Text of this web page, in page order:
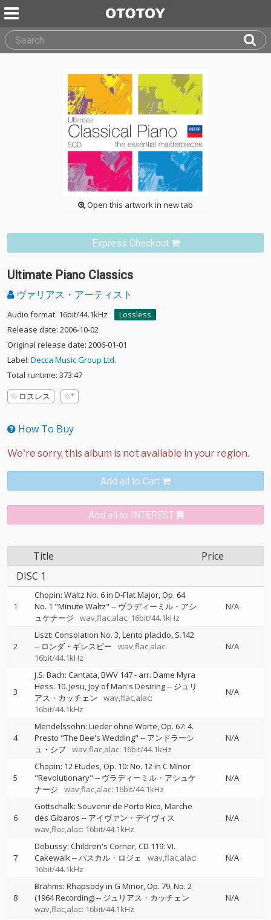
Open this artwork in new tab
Express Checkout
Ultimate Piano Classics
ヴァリアス・アーティスト
Audio format: 16bit/44.1kHz
Lossless
Release date: 2006-10-02
Original release date: 2006-01-01
Label: Decca Music Group Ltd.
Total runtime: 373:47
ロスレス
How To Buy
Add all to Cart
Add all to INTEREST
Title
Price
DISC 1
1
Chopin: Waltz No. 6 in D-Flat Major, Op. 64
No. 1 "Minute Waltz" -- ヴラディーミル・アシ
ュケナージ
wav,flac,alac: 16bit/44.1kHz
N/A
2
Liszt: Consolation No. 3, Lento placido, S.142
-- ロンダ・ギレスピー
wav,flac,alac:
16bit/44.1kHz
N/A
3
J.S. Bach: Cantata, BWV 147 - arr. Dame Myra
Hess: 10. Jesu, Joy of Man's Desiring-- ジュリ
アス・カッチェン
wav,flac,alac:
16bit/44.1kHz
N/A
4
Mendelssohn: Lieder ohne Worte, Op. 67: 4.
Presto "The Bee's Wedding" -- アンドラーシ
ュ・シフ
wav,flac,alac: 16bit/44.1kHz
N/A
5
Chopin: 12 Etudes, Op. 10: No. 12 in C Minor
"Revolutionary" -- ヴラディーミル・アシュケ
ナージ
wav,flac,alac: 16bit/44.1kHz
N/A
6
Gottschalk: Souvenir de Porto Rico, Marche
des Gibaros -- アイヴァン・デイヴィス
wav,flac,alac: 16bit/44.1kHz
N/A
7
Debussy: Children's Corner, CD 119: VI.
Cakewalk--パスカル・ロジェ
wav,flac,alac:
16bit/44.1kHz
N/A
8
Brahms: Rhapsody in G Minor, Op. 79, No. 2
(1964 Recording)-- ジュリアス・カッチェン
wav,flac,alac: 16bit/44.1kHz
N/A